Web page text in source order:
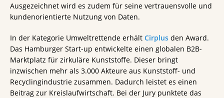
Ausgezeichnet wird es zudem für seine vertrauensvolle und
kundenorientierte Nutzung von Daten.
In der Kategorie Umweltrettende erhält Cirplus den Award.
Das Hamburger Start-up entwickelte einen globalen B2B-
Marktplatz für zirkuläre Kunststoffe. Dieser bringt
inzwischen mehr als 3.000 Akteure aus Kunststoff- und
Recyclingindustrie zusammen. Dadurch leistet es einen
Beitrag zur Kreislaufwirtschaft. Bei der Jury punktete das